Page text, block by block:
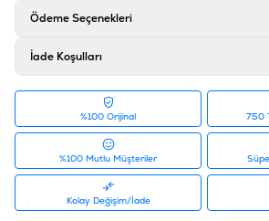
nem oranı %9
Vitaminler, provitaminler ve benzer etkiye
maddeler, D3 vitamini,1860 IE/kg, L-karnitin
manganez67 mg/kg, çinko 40 mg/kg, demir
Ürün Filtreleri
Tedarikçi Ürün Kodu
400-708526
Ödeme Seçenekleri
İade Koşulları
%100 Orijinal 750
%100 Mutlu Müşteriler
Kolay Değişim/İade